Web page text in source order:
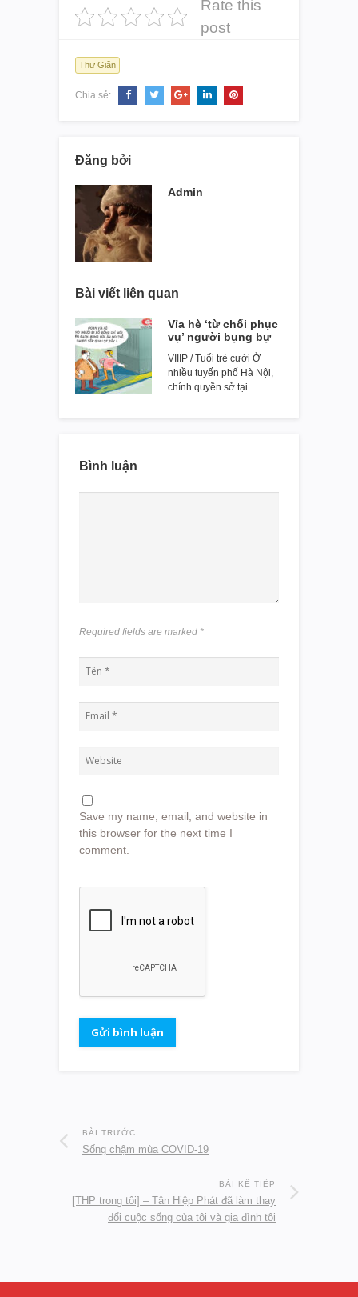
Rate this
post
Thư Giãn
Chia sẻ:
Đăng bởi
Admin
Bài viết liên quan
Vỉa hè ‘từ chối phục
vụ’ người bụng bự
VIIIP / Tuổi trẻ cười Ở
nhiều tuyến phố Hà Nội,
chính quyền sở tại…
Bình luận
Required fields are marked *
Save my name, email, and website in
this browser for the next time I
comment.
BÀI TRƯỚC
Sống chậm mùa COVID-19
BÀI KẾ TIẾP
[THP trong tôi] – Tân Hiệp Phát đã làm thay
đổi cuộc sống của tôi và gia đình tôi